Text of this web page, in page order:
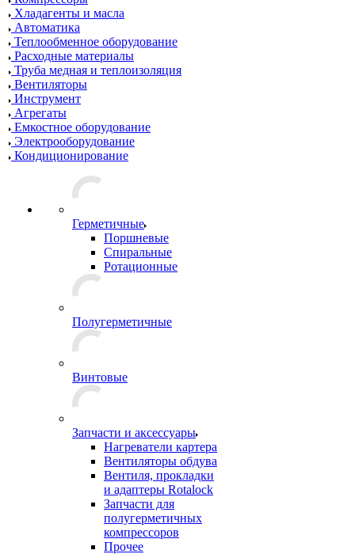
Хладагенты и масла
Автоматика
Теплообменное оборудование
Расходные материалы
Труба медная и теплоизоляция
Вентиляторы
Инструмент
Агрегаты
Емкостное оборудование
Электрооборудование
Кондиционирование
Герметичные
Поршневые
Спиральные
Ротационные
Полугерметичные
Винтовые
Запчасти и аксессуары
Нагреватели картера
Вентиляторы обдува
Вентиля, прокладки
и адаптеры Rotalock
Запчасти для
полугерметичных
компрессоров
Прочее